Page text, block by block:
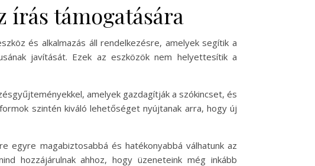
írás támogatására
és alkalmazás áll rendelkezésre, amelyek segítik a
javítását. Ezek az eszközök nem helyettesítik a
amelyek gazdagítják a szókincset, és
szintén kiváló lehetőséget nyújtanak arra, hogy új
magabiztosabbá és hatékonyabbá válhatunk az
hozzájárulnak ahhoz, hogy üzeneteink még inkább